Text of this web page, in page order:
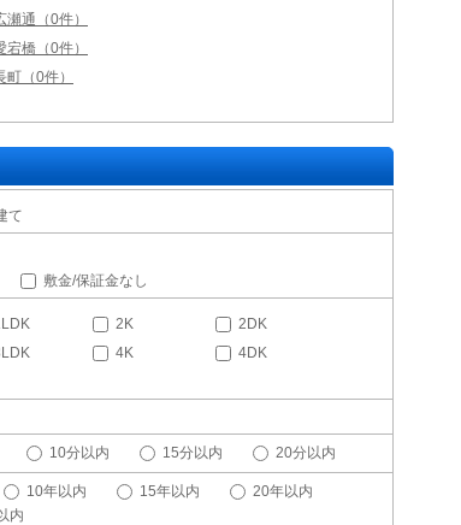
瀬通（0件）
宕橋（0件）
町（0件）
て
敷金/保証金なし
2K
2DK
4K
4DK
10分以内 15分以内 20分以内
10年以内 15年以内
20年以内
内